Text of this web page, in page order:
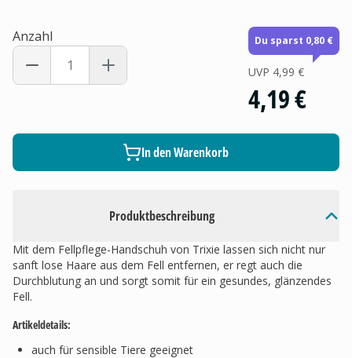
Produktbeschreibung
Mit dem Fellpflege-Handschuh von Trixie lassen sich nicht nur
sanft lose Haare aus dem Fell entfernen, er regt auch die
Durchblutung an und sorgt somit für ein gesundes, glänzendes
Fell.
Artikeldetails:
auch für sensible Tiere geeignet
Anzahl Du sparst 0,80 €
UVP 4,99 €
4,19 €
In den Warenkorb